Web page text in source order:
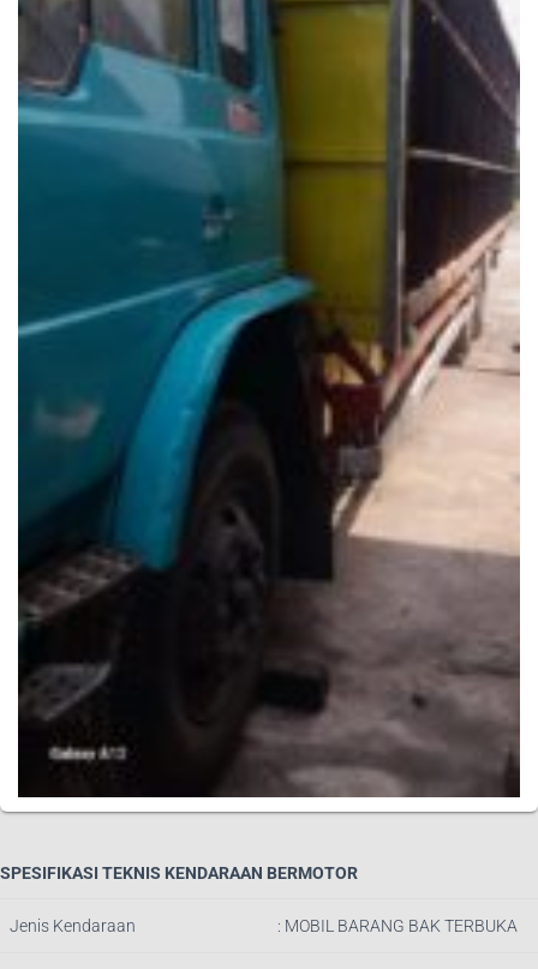
SPESIFIKASI TEKNIS KENDARAAN BERMOTOR
Jenis Kendaraan : MOBIL BARANG BAK TERBUKA